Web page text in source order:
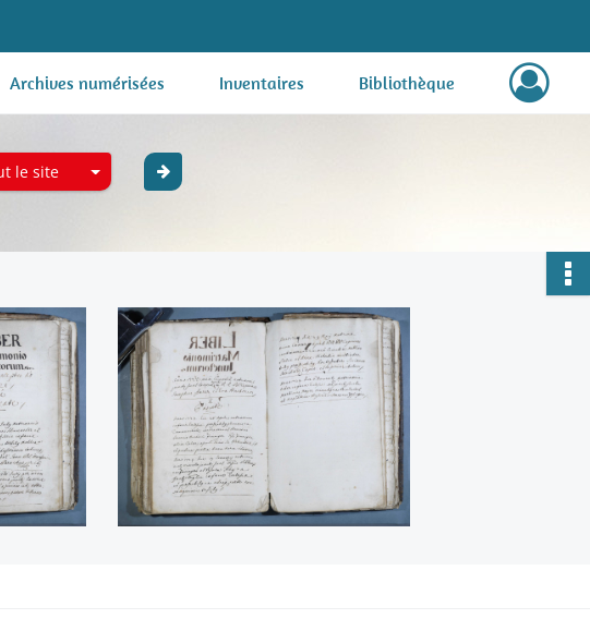
Archives numérisées Inventaires Bibliothèque
le site